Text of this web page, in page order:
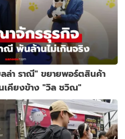
ล่า ราณี" ขยายพอร์ตสินค้า
เคียงข้าง "วิล ชวิณ"